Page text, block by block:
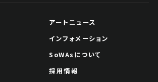
アートニュース
インフォメーション
SoWAsについて
採用情報